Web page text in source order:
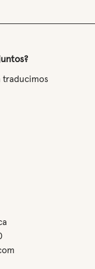
traducimos